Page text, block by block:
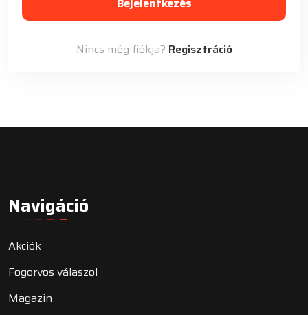
Nincs még fiókja? Regisztráció
Navigáció
Akciók
Fogorvos válaszol
Magazin